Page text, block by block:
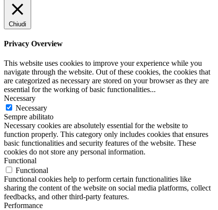
Chiudi
Privacy Overview
This website uses cookies to improve your experience while you
navigate through the website. Out of these cookies, the cookies that
are categorized as necessary are stored on your browser as they are
essential for the working of basic functionalities...
Necessary
Necessary
Sempre abilitato
Necessary cookies are absolutely essential for the website to
function properly. This category only includes cookies that ensures
basic functionalities and security features of the website. These
cookies do not store any personal information.
Functional
Functional
Functional cookies help to perform certain functionalities like
sharing the content of the website on social media platforms, collect
feedbacks, and other third-party features.
Performance